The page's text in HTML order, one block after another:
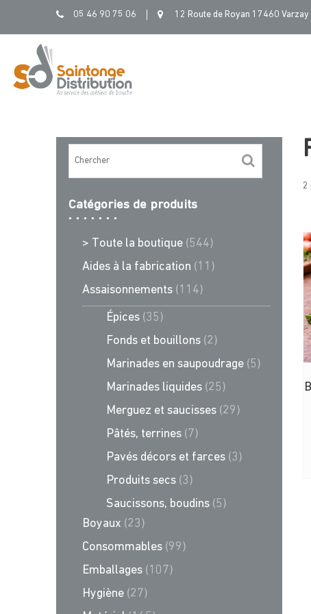
05 46 90 75 06 12 Route de Royan 17460 Varzay
2
Catégories de produits
> Toute la boutique (544)
Aides à la fabrication (11)
Assaisonnements (114)
Épices (35)
Fonds et bouillons (2)
Marinades en saupoudrage (5)
Marinades liquides (25)
Merguez et saucisses (29)
Pâtés, terrines (7)
Pavés décors et farces (3)
Produits secs (3)
Saucissons, boudins (5)
Boyaux (23)
Consommables (99)
Emballages (107)
Hygiène (27)